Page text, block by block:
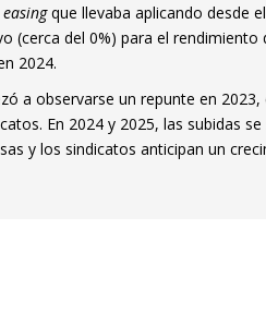
que llevaba aplicando desde
(cerca del 0%) para el rendimiento
2024.
a observarse un repunte en
En 2024 y 2025, las subidas
y los sindicatos anticipan un